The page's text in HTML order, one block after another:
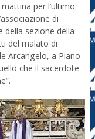
per l’ultimo
di
della sezione della
del malato di
Arcangelo, a Piano
che il sacerdote